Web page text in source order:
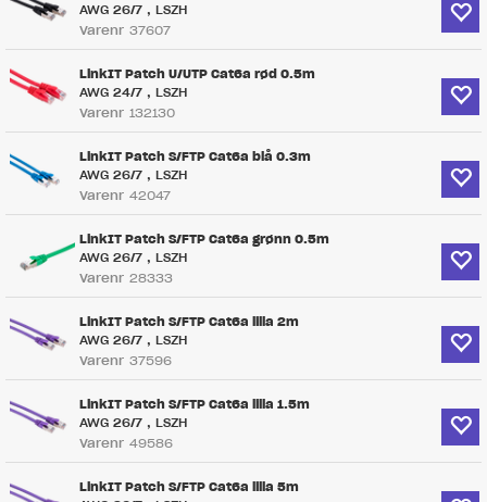
AWG 26/7 , LSZH
Varenr 37607
LinkIT Patch U/UTP Cat6a rød 0.5m
AWG 24/7 , LSZH
Varenr 132130
LinkIT Patch S/FTP Cat6a blå 0.3m
AWG 26/7 , LSZH
Varenr 42047
LinkIT Patch S/FTP Cat6a grønn 0.5m
AWG 26/7 , LSZH
Varenr 28333
LinkIT Patch S/FTP Cat6a lilla 2m
AWG 26/7 , LSZH
Varenr 37596
LinkIT Patch S/FTP Cat6a lilla 1.5m
AWG 26/7 , LSZH
Varenr 49586
LinkIT Patch S/FTP Cat6a lilla 5m